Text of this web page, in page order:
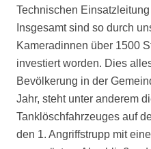
Technischen
Insgesamt sind so durch
Kameradinnen über 1500
investiert worden. Dies
Bevölkerung in der
Jahr, steht unter anderem
Tanklöschfahrzeuges auf
den 1. Angriffstrupp mit